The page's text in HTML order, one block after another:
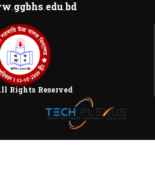
Rights Reserved